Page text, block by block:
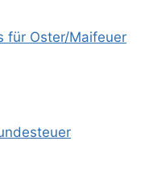
für Oster/Maifeuer